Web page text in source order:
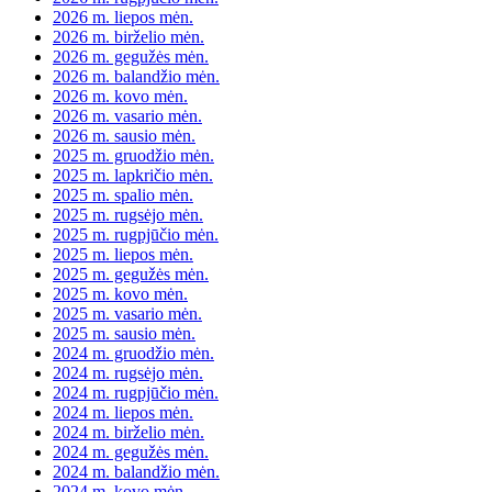
2026 m. liepos mėn.
2026 m. birželio mėn.
2026 m. gegužės mėn.
2026 m. balandžio mėn.
2026 m. kovo mėn.
2026 m. vasario mėn.
2026 m. sausio mėn.
2025 m. gruodžio mėn.
2025 m. lapkričio mėn.
2025 m. spalio mėn.
2025 m. rugsėjo mėn.
2025 m. rugpjūčio mėn.
2025 m. liepos mėn.
2025 m. gegužės mėn.
2025 m. kovo mėn.
2025 m. vasario mėn.
2025 m. sausio mėn.
2024 m. gruodžio mėn.
2024 m. rugsėjo mėn.
2024 m. rugpjūčio mėn.
2024 m. liepos mėn.
2024 m. birželio mėn.
2024 m. gegužės mėn.
2024 m. balandžio mėn.